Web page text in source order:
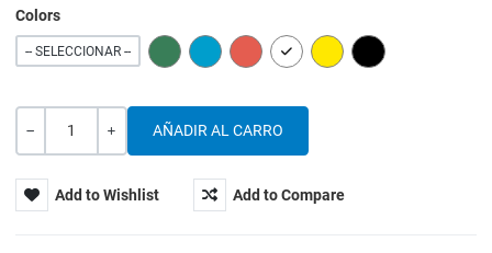
Colors
-- SELECCIONAR -- GREEN BLUE RED WHITE YELLOW BLACK
Cantidad
Add to Wishlist Add to Compare